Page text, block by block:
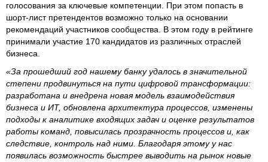
голосования за ключевые компетенции. При этом попасть в
шорт-лист претендентов возможно только на основании
рекомендаций участников сообщества. В этом году в рейтинге
принимали участие 170 кандидатов из различных отраслей
бизнеса.
«За прошедший год нашему банку удалось в значительной
степени продвинуться на пути цифровой трансформации:
разработана и внедрена новая модель взаимодействия
бизнеса и ИТ, обновлена архитектура процессов, изменены
подходы к аналитике входящих задач и оценке результатов
работы команд, повысилась прозрачность процессов и, как
следствие, контроль над ними. Благодаря этому у нас
появилась возможность быстрее выводить на рынок новые